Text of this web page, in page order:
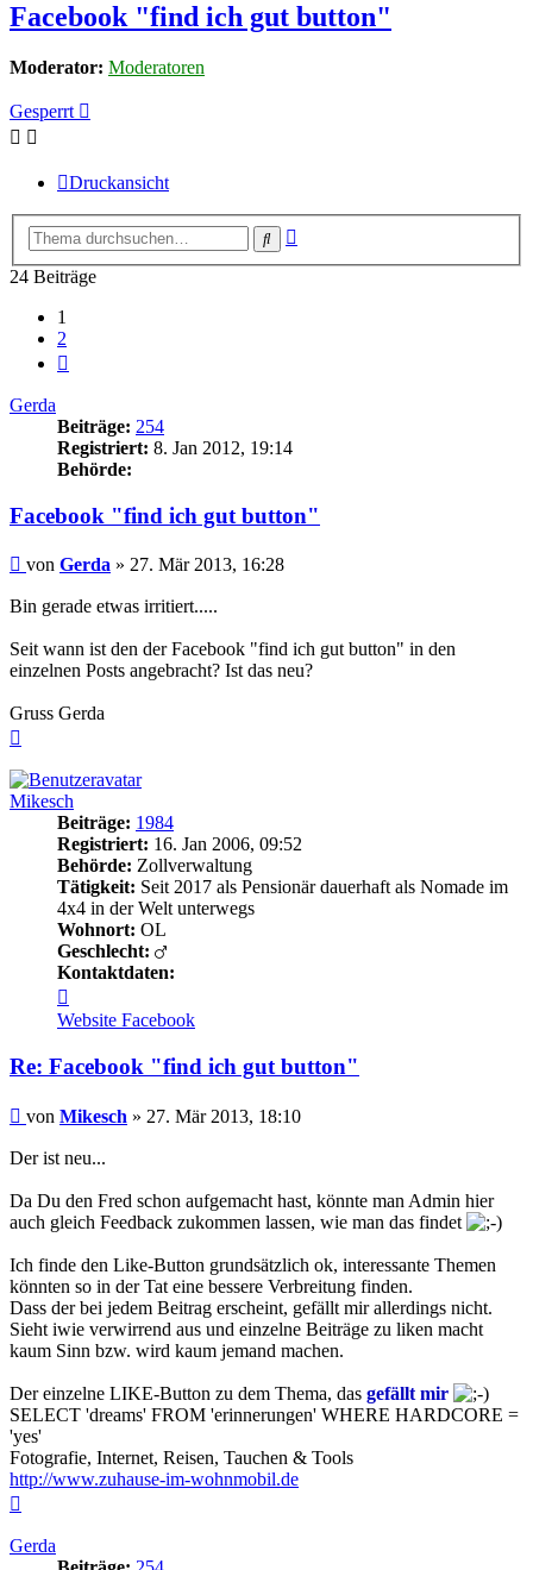
Facebook "find ich gut button"
Moderator: Moderatoren
Gesperrt
Druckansicht
Suche
24 Beiträge
1
2
Gerda
Beiträge: 254
Registriert: 8. Jan 2012, 19:14
Behörde:
Facebook "find ich gut button"
Beitrag
von Gerda » 27. Mär 2013, 16:28
Bin gerade etwas irritiert.....
Seit wann ist den der Facebook "find ich gut button" in den
einzelnen Posts angebracht? Ist das neu?
Gruss Gerda
Mikesch
Beiträge: 1984
Registriert: 16. Jan 2006, 09:52
Behörde: Zollverwaltung
Tätigkeit: Seit 2017 als Pensionär dauerhaft als Nomade im
4x4 in der Welt unterwegs
Wohnort: OL
Geschlecht:
Kontaktdaten:
von
Mikesch
Website Facebook
Re: Facebook "find ich gut button"
Beitrag
von Mikesch » 27. Mär 2013, 18:10
Der ist neu...
Da Du den Fred schon aufgemacht hast, könnte man Admin hier
auch gleich Feedback zukommen lassen, wie man das findet
Ich finde den Like-Button grundsätzlich ok, interessante Themen
könnten so in der Tat eine bessere Verbreitung finden.
Dass der bei jedem Beitrag erscheint, gefällt mir allerdings nicht.
Sieht iwie verwirrend aus und einzelne Beiträge zu liken macht
kaum Sinn bzw. wird kaum jemand machen.
Der einzelne LIKE-Button zu dem Thema, das gefällt mir
SELECT 'dreams' FROM 'erinnerungen' WHERE HARDCORE =
'yes'
Fotografie, Internet, Reisen, Tauchen & Tools
http://www.zuhause-im-wohnmobil.de
Gerda